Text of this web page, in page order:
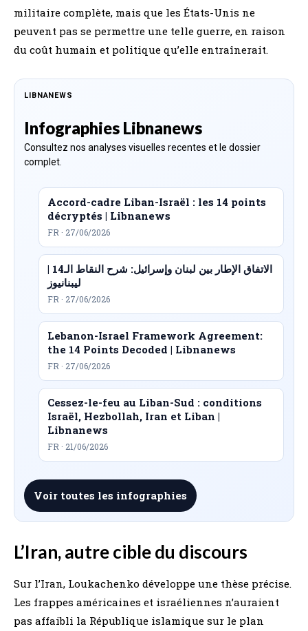
militaire complète, mais que les États-Unis ne
peuvent pas se permettre une telle guerre, en raison
du coût humain et politique qu’elle entraînerait.
LIBNANEWS
Infographies Libnanews
Consultez nos analyses visuelles recentes et le dossier
complet.
Accord-cadre Liban-Israël : les 14 points
décryptés | Libnanews
FR · 27/06/2026
الاتفاق الإطار بين لبنان وإسرائيل: شرح النقاط الـ14 |
ليبنانيوز
FR · 27/06/2026
Lebanon-Israel Framework Agreement:
the 14 Points Decoded | Libnanews
FR · 27/06/2026
Cessez-le-feu au Liban-Sud : conditions
Israël, Hezbollah, Iran et Liban |
Libnanews
FR · 21/06/2026
Voir toutes les infographies
L’Iran, autre cible du discours
Sur l’Iran, Loukachenko développe une thèse précise.
Les frappes américaines et israéliennes n’auraient
pas affaibli la République islamique sur le plan